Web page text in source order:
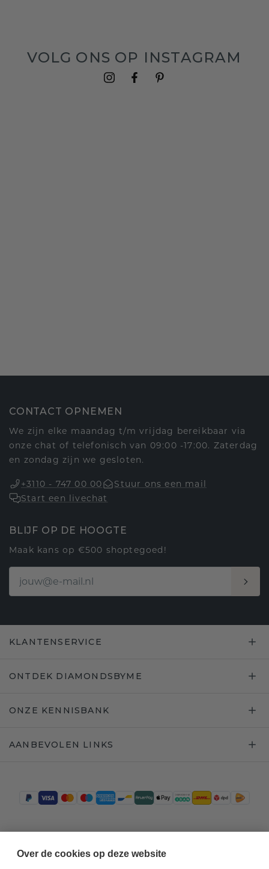
VOLG ONS OP INSTAGRAM
CONTACT OPNEMEN
We zijn elke maandag t/m vrijdag bereikbaar via
onze chat of telefonisch van 09:00 -17:00. Zaterdag
en zondag zijn we gesloten.
+3110 - 747 00 00
Stuur ons een mail
Start een livechat
BLIJF OP DE HOOGTE
Maak kans op €500 shoptegoed!
KLANTENSERVICE
ONTDEK DIAMONDSBYME
ONZE KENNISBANK
AANBEVOLEN LINKS
Over de cookies op deze website